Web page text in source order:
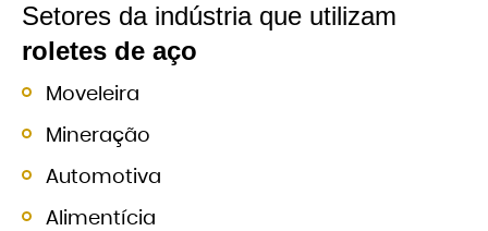
Setores da indústria que utilizam
roletes de aço
Moveleira
Mineração
Automotiva
Alimentícia